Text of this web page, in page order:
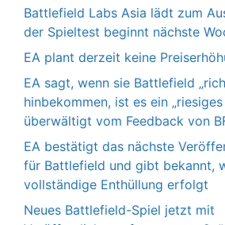
Battlefield Labs Asia lädt zum
der Spieltest beginnt nächste
EA plant derzeit keine
EA sagt, wenn sie Battlefield
hinbekommen, ist es ein „riesiges
überwältigt vom Feedback von
EA bestätigt das nächste
für Battlefield und gibt bekannt,
vollständige Enthüllung erfolgt
Neues Battlefield-Spiel jetzt mit